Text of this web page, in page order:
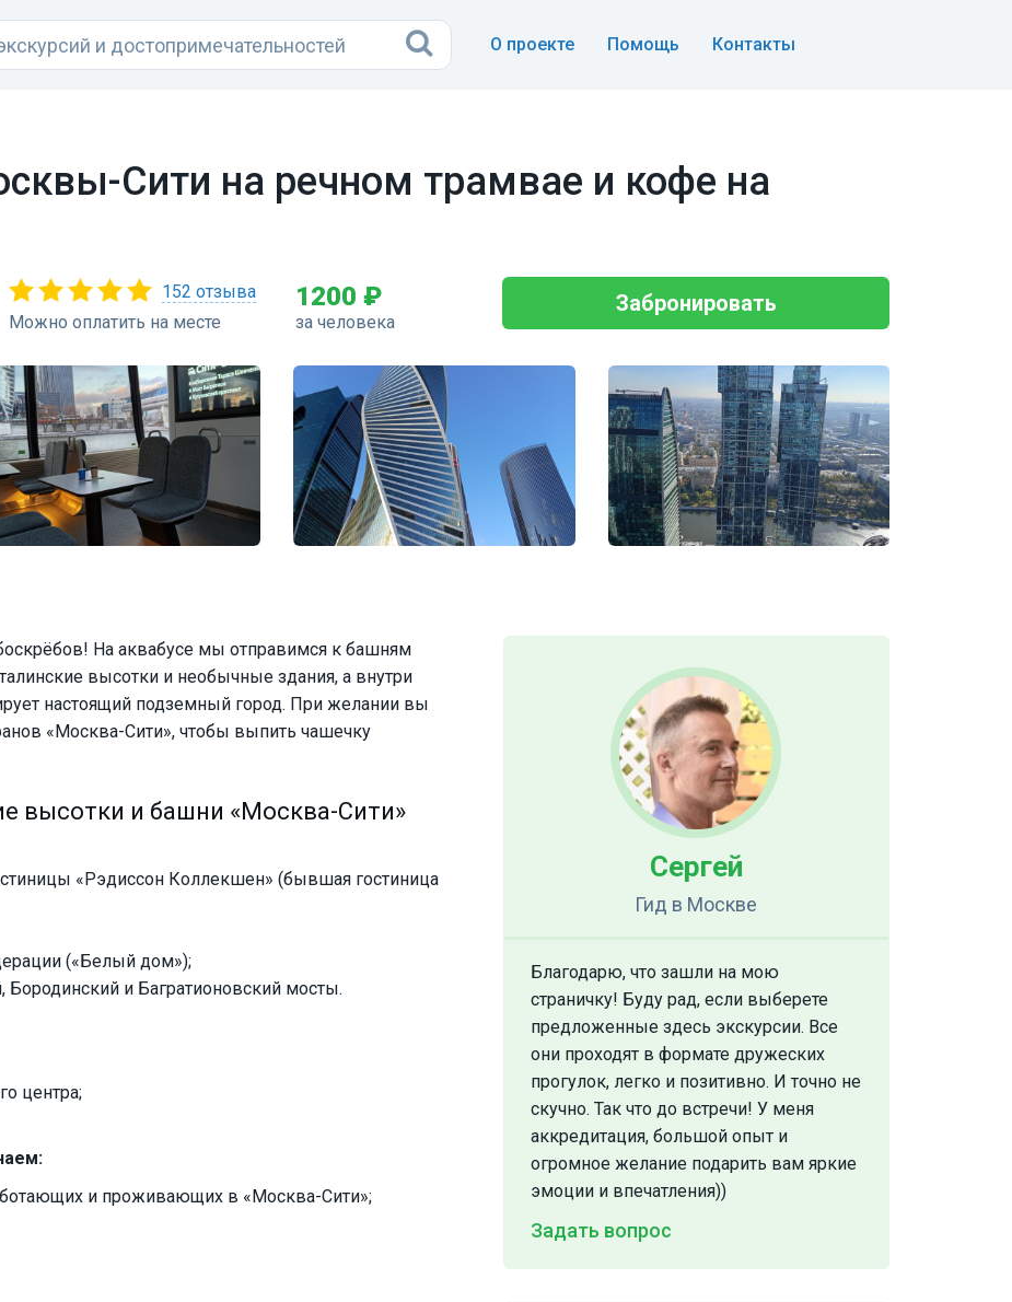
О проекте Помощь Контакты
Сити на речном трамвае и кофе на
152 отзыва
Можно оплатить на месте
1200 ₽
за человека
Забронировать
На аквабусе мы отправимся к башням
высотки и необычные здания, а внутри
настоящий подземный город. При желании вы
«Москва-Сити», чтобы выпить чашечку
высотки и башни «Москва-Сити»
«Рэдиссон Коллекшен» (бывшая гостиница
(«Белый дом»);
Бородинский и Багратионовский мосты.
центра;
и проживающих в «Москва-Сити»;
Сергей
Гид в Москве
Благодарю, что зашли на мою
страничку! Буду рад, если выберете
предложенные здесь экскурсии. Все
они проходят в формате дружеских
прогулок, легко и позитивно. И точно не
скучно. Так что до встречи! У меня
аккредитация, большой опыт и
огромное желание подарить вам яркие
эмоции и впечатления))
Задать вопрос